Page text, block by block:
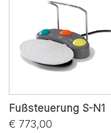
Fußsteuerung S-N1
€ 773,00